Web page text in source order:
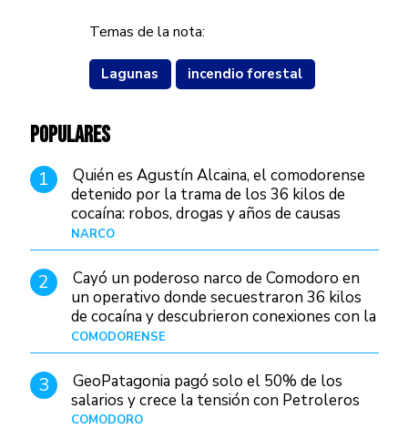
Temas de la nota:
Lagunas incendio forestal
POPULARES
1
Quién es Agustín Alcaina, el comodorense
detenido por la trama de los 36 kilos de
cocaína: robos, drogas y años de causas
judiciales
NARCO
2
Cayó un poderoso narco de Comodoro en
un operativo donde secuestraron 36 kilos
de cocaína y descubrieron conexiones con la
Patagonia
COMODORENSE
3
GeoPatagonia pagó solo el 50% de los
salarios y crece la tensión con Petroleros
COMODORO